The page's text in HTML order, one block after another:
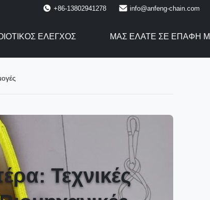
+86-13802941278 info@anfeng-chain.com
ΈΛΕΓΧΟΣ ΜΑΣ ΕΛΆΤΕ ΣΕ ΕΠΑΦΉ
Τεχνικές